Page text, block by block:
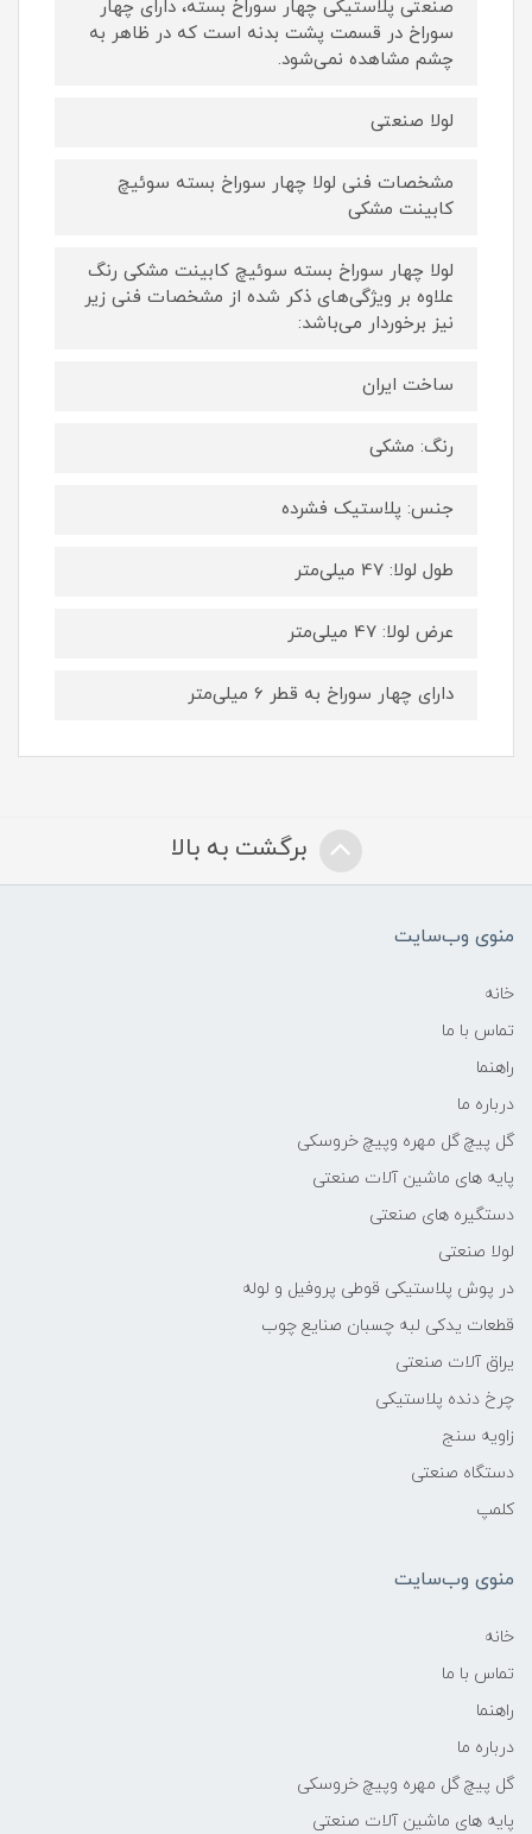
صنعتی پلاستیکی چهار سوراخ بسته، دارای چهار
سوراخ در قسمت پشت بدنه است که در ظاهر به
چشم مشاهده نمی‌شود.
لولا صنعتی
مشخصات فنی لولا چهار سوراخ بسته سوئیچ
کابینت مشکی
لولا چهار سوراخ بسته سوئیچ کابینت مشکی رنگ
علاوه بر ویژگی‌های ذکر شده از مشخصات فنی زیر
نیز برخوردار می‌باشد:
ساخت ایران
رنگ: مشکی
جنس: پلاستیک فشرده
طول لولا: 47 میلی‌متر
عرض لولا: 47 میلی‌متر
دارای چهار سوراخ به قطر 6 میلی‌متر
برگشت به بالا
منوی وب‌سایت
خانه
تماس با ما
راهنما
درباره ما
گل پیچ گل مهره وپیچ خروسکی
پایه های ماشین آلات صنعتی
دستگیره های صنعتی
لولا صنعتی
در پوش پلاستیکی قوطی پروفیل و لوله
قطعات یدکی لبه چسبان صنایع چوب
یراق آلات صنعتی
چرخ دنده پلاستیکی
زاویه سنج
دستگاه صنعتی
کلمپ
منوی وب‌سایت
خانه
تماس با ما
راهنما
درباره ما
گل پیچ گل مهره وپیچ خروسکی
پایه های ماشین آلات صنعتی